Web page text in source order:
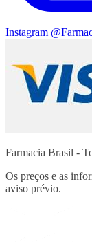
Instagram
Farmacia Brasil -
Os preços e as
aviso prévio.